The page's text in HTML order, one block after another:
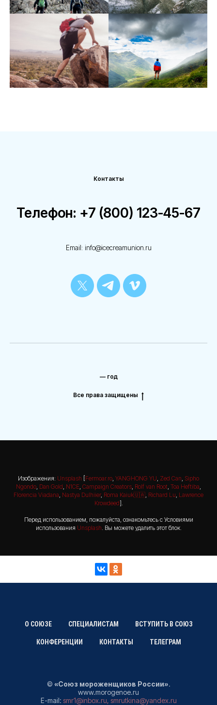
Контакты
Телефон: +7 (800) 123-45-67
Email: info@icecreamunion.ru
— год
Все права защищены
Изображения: Unsplash Fermoar.ro YANGHONG YU Zed Can Sipho
Ngondo Dan Gold N1CE Campaign Creators Rolf van Root Toa Heftiba
Florencia Viadana Nastya Dulhiier, Roma Kaiuk🇺🇦 Richard Lu Lawrence
Krowdeed].
Перед использованием, пожалуйста, ознакомьтесь с Условиями
использования Unsplash . Вы можете удалить этот блок.
О СОЮЗЕ СПЕЦИАЛИСТАМ ВСТУПИТЬ В СОЮЗ
КОНФЕРЕНЦИИ КОНТАКТЫ ТЕЛЕГРАМ
© «Союз мороженщиков России».
www.morogenoe.ru
E-mail: smr1@inbox.ru, smrutkina@yandex.ru